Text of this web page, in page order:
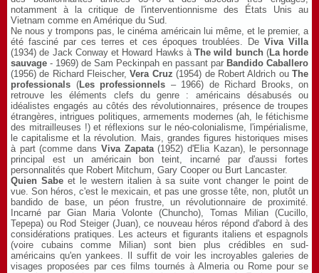
notamment à la critique de l'interventionnisme des États Unis au
Vietnam comme en Amérique du Sud.
Ne nous y trompons pas, le cinéma américain lui même, et le premier, a
été fasciné par ces terres et ces époques troublées. De Viva Villa
(1934) de Jack Conway et Howard Hawks à The wild bunch(La horde
sauvage - 1969) de Sam Peckinpah en passant par Bandido Caballero
(1956) de Richard Fleischer,Vera Cruz (1954) de Robert Aldrich ouThe
professionals (Les professionnels – 1966) de Richard Brooks, on
retrouve les éléments clefs du genre : américains désabusés ou
idéalistes engagés au côtés des révolutionnaires, présence de troupes
étrangères, intrigues politiques, armements modernes (ah, le fétichisme
des mitrailleuses !) et réflexions sur le néo-colonialisme, l'impérialisme,
le capitalisme et la révolution. Mais, grandes figures historiques mises
à part (comme dans Viva Zapata(1952) d'Elia Kazan), le personnage
principal est un américain bon teint, incarné par d'aussi fortes
personnalités que Robert Mitchum, Gary Cooper ou Burt Lancaster.
Quien Sabe et le western italien à sa suite vont changer le point de
vue. Son héros, c'est le mexicain, et pas une grosse tête, non, plutôt un
bandido de base, un péon frustre, un révolutionnaire de proximité.
Incarné par Gian Maria Volonte (Chuncho), Tomas Milian (Cucillo,
Tepepa) ou Rod Steiger (Juan), ce nouveau héros répond d'abord à des
considérations pratiques. Les acteurs et figurants italiens et espagnols
(voire cubains comme Milian) sont bien plus crédibles en sud-
américains qu'en yankees. Il suffit de voir les incroyables galeries de
visages proposées par ces films tournés à Almeria ou Rome pour se